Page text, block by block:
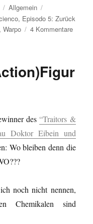
Kategorien
Allgemein
, Episodo 5: Zurück
,Warpo 4 Kommentarezu
des“Traitors &
Doktor Eibein und
Wo bleiben denn die
noch nicht nennen,
Chemikalen sind